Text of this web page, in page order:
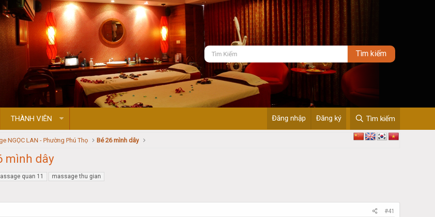
THÀNH VIÊN Đăng nhập Đăng ký Tìm kiếm
NGỌC LAN - Phường Phú Thọ Bé 26 mình dây
mình dây
quan 11 massage thu gian
#41